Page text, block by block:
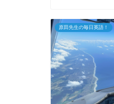
原田先生の毎日英語！